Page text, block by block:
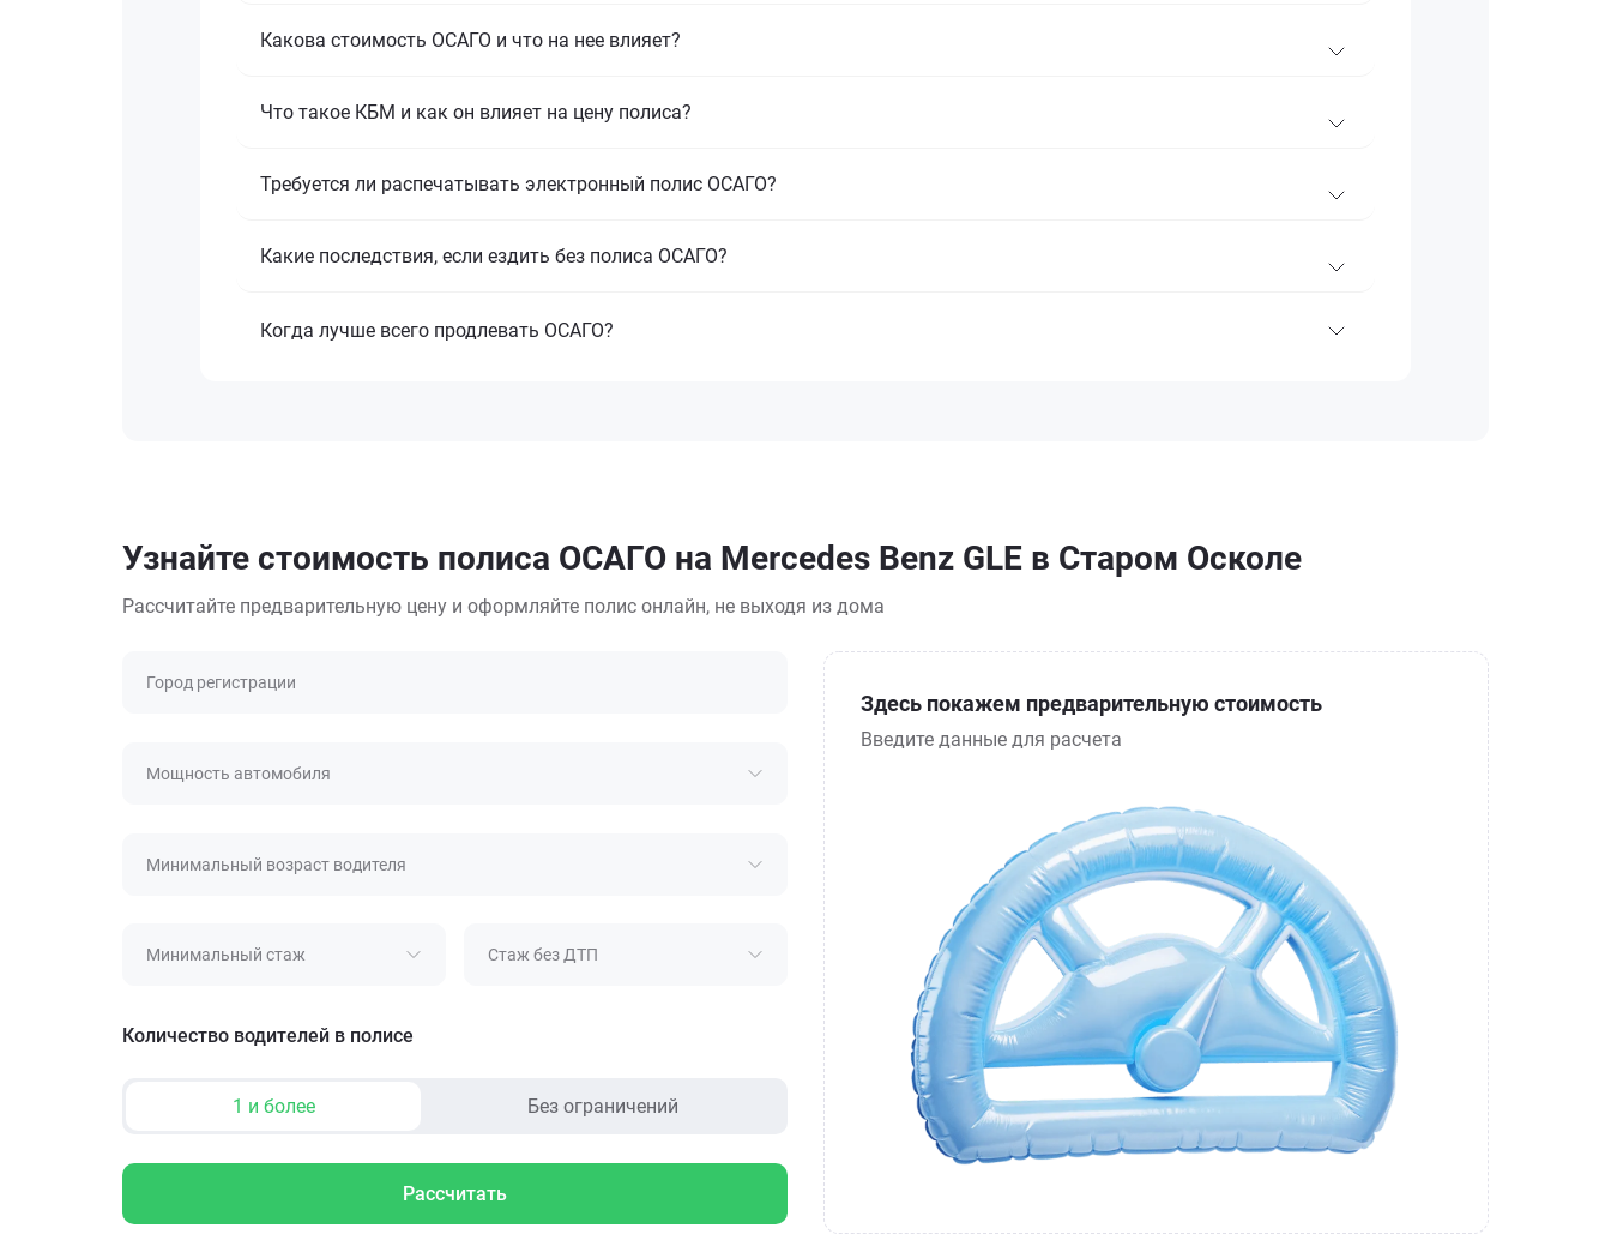
Какова стоимость ОСАГО и что на нее влияет?
Что такое КБМ и как он влияет на цену полиса?
Требуется ли распечатывать электронный полис ОСАГО?
Какие последствия, если ездить без полиса ОСАГО?
Когда лучше всего продлевать ОСАГО?
Узнайте стоимость полиса ОСАГО на Mercedes Benz GLE в Старом Осколе
Рассчитайте предварительную цену и оформляйте полис онлайн, не выходя из дома
Город регистрации
Мощность автомобиля
Минимальный возраст водителя
Минимальный стаж Стаж без ДТП
Количество водителей в полисе
1 и более Без ограничений
Рассчитать
Здесь покажем предварительную стоимость
Введите данные для расчета